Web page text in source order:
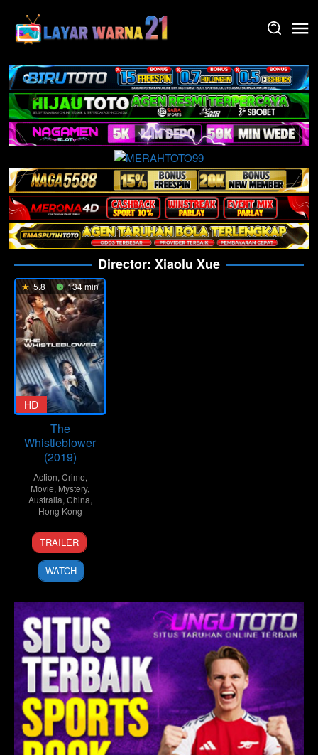
content
Director: Xiaolu Xue
5.8 134 min
HD
The
Whistleblower
(2019)
Action, Crime,
Movie, Mystery,
Australia, China,
Hong Kong
6
Dec
2019
Xiaolu
Xue
TRAILER
WATCH